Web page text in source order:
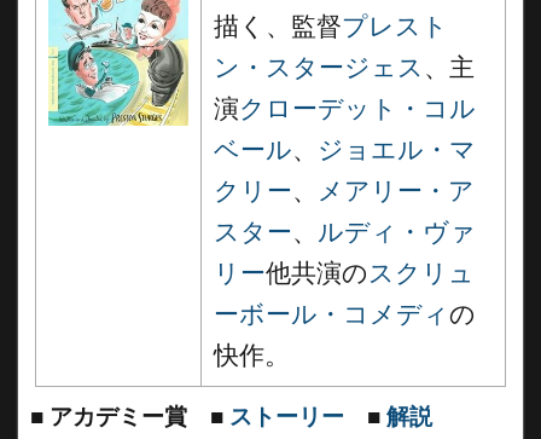
描く、監督プレスト
ン・スタージェス 、主
演クローデット・コル
ベール、 ジョエル・マ
クリー、
メアリー・ア
スター、 ルディ・ヴァ
リー他共演のスクリュ
ーボール・コメディ の
快作。
■ アカデミー賞 ■ ストーリー ■ 解説